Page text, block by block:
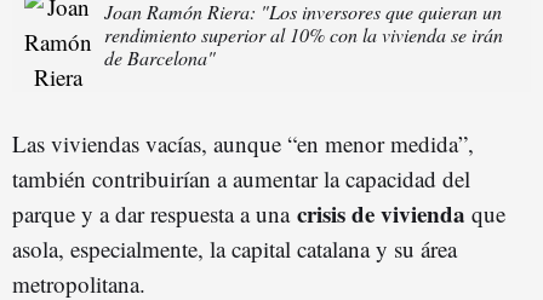
Joan Ramón Riera: "Los inversores que quieran un
rendimiento superior al 10% con la vivienda se irán
de Barcelona"
Las viviendas vacías, aunque “en menor medida”,
también contribuirían a aumentar la capacidad del
parque y a dar respuesta a una crisis de vivienda que
asola, especialmente, la capital catalana y su área
metropolitana.